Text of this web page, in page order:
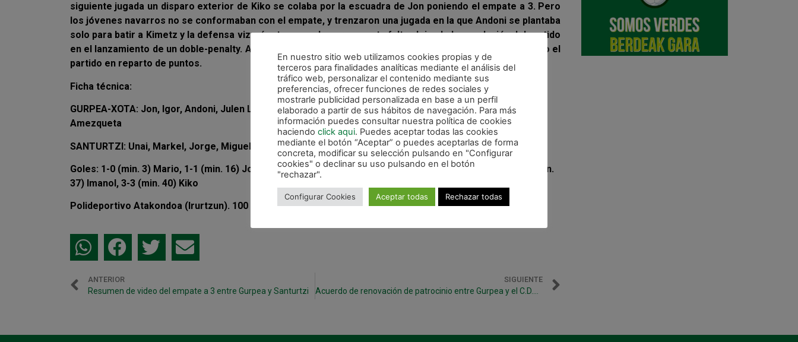
siguiente jugada un disparo exterior de Kiko se colaba por la escuadra de Jon poniendo el empate a 3. Pero
los jóvenes navarros no se conformaban con el empate, y trenzaron una jugada en la que Andoni se plantaba
solo para batir a Kimetz y la defensa vizcaína tuvo que hacer su sexta falta, dejando la resolución del partido
en el lanzamiento de un doble-penalty. Aquí Kimetz ganó la partida a Andoni sacando un buen pié y dejando el
partido en reparto de puntos.
Ficha técnica:
GURPEA-XOTA: Jon, Igor, Andoni, Julen L. y Mario (5 inicial) Jorge, Julen E, Julen M, Saúl, Natxo, Iván y
Amezqueta
SANTURTZI: Unai, Markel, Jorge, Miguel y Goñi (5 inicial) Rico, Imanol, Iker, Kiko, Jose y Kimetz.
Goles: 1-0 (min. 3) Mario, 1-1 (min. 16) Jorge – DESCANSO – 2-1 (min. 22) Natxo, 3-1 (min. 30) Saúl, 3-2 (min.
37) Imanol, 3-3 (min. 40) Kiko
Polideportivo Atakondoa (Irurtzun). 100 espectadores
ANTERIOR
Resumen de video del empate a 3 entre Gurpea y Santurtzi
SIGUIENTE
Acuerdo de renovación de patrocinio entre Gurpea y el C.D.Xota
En nuestro sitio web utilizamos cookies propias y de
terceros para finalidades analíticas mediante el análisis del
tráfico web, personalizar el contenido mediante sus
preferencias, ofrecer funciones de redes sociales y
mostrarle publicidad personalizada en base a un perfil
elaborado a partir de sus hábitos de navegación. Para más
información puedes consultar nuestra política de cookies
haciendo click aqui. Puedes aceptar todas las cookies
mediante el botón “Aceptar” o puedes aceptarlas de forma
concreta, modificar su selección pulsando en "Configurar
cookies" o declinar su uso pulsando en el botón
"rechazar".
Configurar Cookies Aceptar todas Rechazar todas